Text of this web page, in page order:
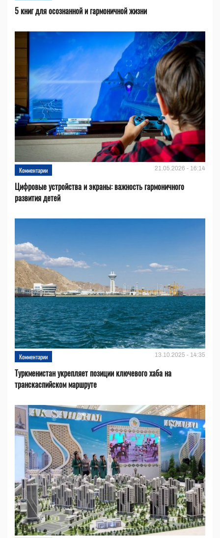
5 книг для осознанной и гармоничной жизни
Комментарии 21.05.2026 - 16:14
Цифровые устройства и эĸраны: важность гармоничного
развития детей
Комментарии 13.10.2025 - 14:35
Туркменистан укрепляет позиции ключевого хаба на
транскаспийском маршруте